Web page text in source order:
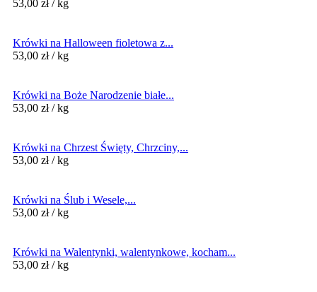
53,00 zł / kg
Krówki na Halloween fioletowa z...
53,00 zł / kg
Krówki na Boże Narodzenie białe...
53,00 zł / kg
Krówki na Chrzest Święty, Chrzciny,...
53,00 zł / kg
Krówki na Ślub i Wesele,...
53,00 zł / kg
Krówki na Walentynki, walentynkowe, kocham...
53,00 zł / kg